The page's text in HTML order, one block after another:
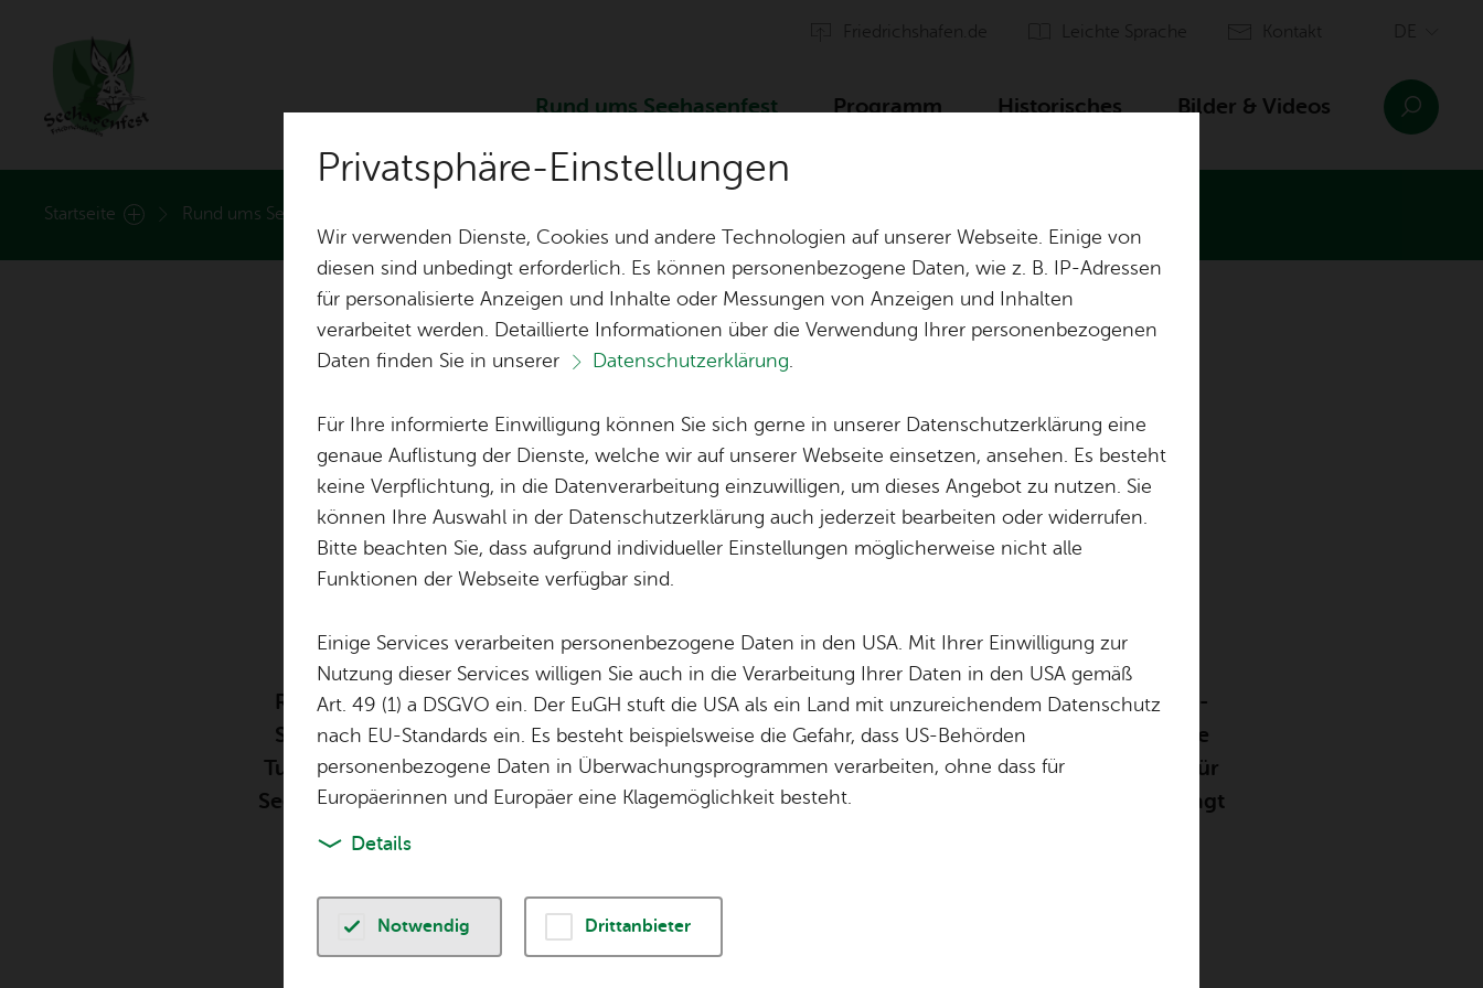
Fried­richs­ha­fen.de Leich­te Spra­che Kon­takt
Rund ums See­ha­sen­fest Pro­gramm His­to­ri­sches Bil­der & Vi­de­os
Rund ums See­ha­sen­fest
Hei­mat­lied
Fest­ab­zei­chen
In­fo­stand
Tisch­re­ser­vie­run­gen Orga & Team
Spon­so­ren & För­de­rer
Fi­gu­ren­grup­pe
Start­sei­te Rund ums See­ha­sen­fest
Vor­le­sen
Mon­tag, 18. Mai 2026
Ka­te­go­rie:
See­ha­sen­fest
Seehasentanz und -sport:
Vorbereitungen laufen
Rund 1.000 Schülerinnen und Schüler der Häfler Schulen führen am Freitag, 17. Juli im VfB-
Stadion Friedrichshafen den traditionellen Seehasentanz vor. Parallel finden dort zahlreiche
Turniere in verschiedenen Sportarten statt. Das Tretbootrennen und der Duathlon, geplant für
Seehasenmontag, 20. Juli, müssen aufgrund der Bauarbeiten am Graf-Zeppelin-Haus abgesagt
Privatsphäre-Einstellungen
Wir verwenden Dienste, Cookies und andere Technologien auf unserer Webseite. Einige von
diesen sind unbedingt erforderlich. Es können personenbezogene Daten, wie z. B. IP-Adressen
für personalisierte Anzeigen und Inhalte oder Messungen von Anzeigen und Inhalten
verarbeitet werden. Detaillierte Informationen über die Verwendung Ihrer personenbezogenen
Daten finden Sie in unserer
Datenschutzerklärung.
Für Ihre informierte Einwilligung können Sie sich gerne in unserer Datenschutzerklärung eine
genaue Auflistung der Dienste, welche wir auf unserer Webseite einsetzen, ansehen. Es besteht
keine Verpflichtung, in die Datenverarbeitung einzuwilligen, um dieses Angebot zu nutzen. Sie
können Ihre Auswahl in der Datenschutzerklärung auch jederzeit bearbeiten oder widerrufen.
Bitte beachten Sie, dass aufgrund individueller Einstellungen möglicherweise nicht alle
Funktionen der Webseite verfügbar sind.
Einige Services verarbeiten personenbezogene Daten in den USA. Mit Ihrer Einwilligung zur
Nutzung dieser Services willigen Sie auch in die Verarbeitung Ihrer Daten in den USA gemäß
Art. 49 (1) a DSGVO ein. Der EuGH stuft die USA als ein Land mit unzureichendem Datenschutz
nach EU-Standards ein. Es besteht beispielsweise die Gefahr, dass US-Behörden
personenbezogene Daten in Überwachungsprogrammen verarbeiten, ohne dass für
Europäerinnen und Europäer eine Klagemöglichkeit besteht.
Details
Notwendig Drittanbieter